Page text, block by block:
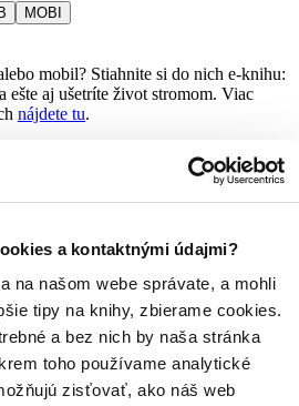
a kontaktnými údajmi?
na našom webe správate, a mohli
tipy na knihy, zbierame cookies.
a bez nich by naša stránka
toho používame analytické
zisťovať, ako náš web
MOBI
mobil? Stiahnite si do nich e-knihu:
ešte aj ušetríte život stromom. Viac
nájdete tu.